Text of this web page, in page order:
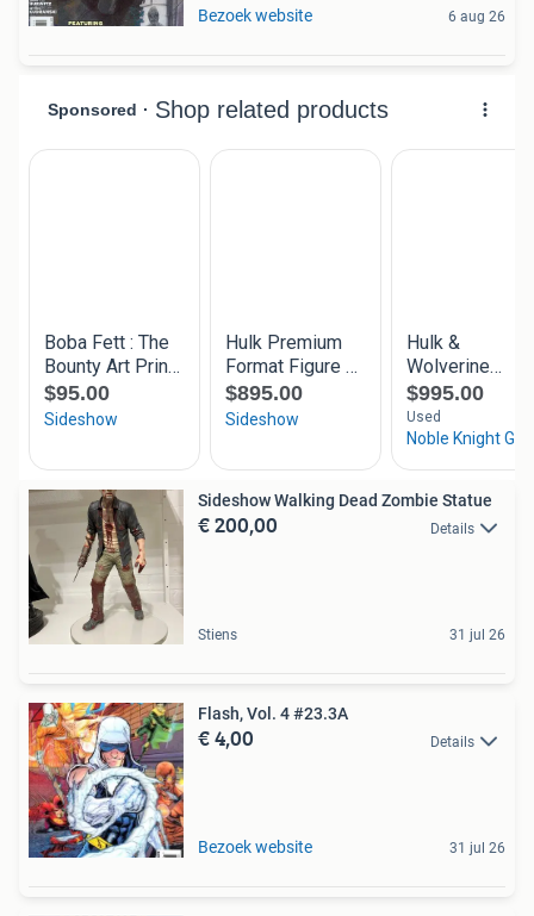
Bezoek website 6 aug 26
Sideshow Walking Dead Zombie Statue
€ 200,00 Details
Stiens 31 jul 26
Flash, Vol. 4 #23.3A
€ 4,00 Details
Bezoek website 31 jul 26